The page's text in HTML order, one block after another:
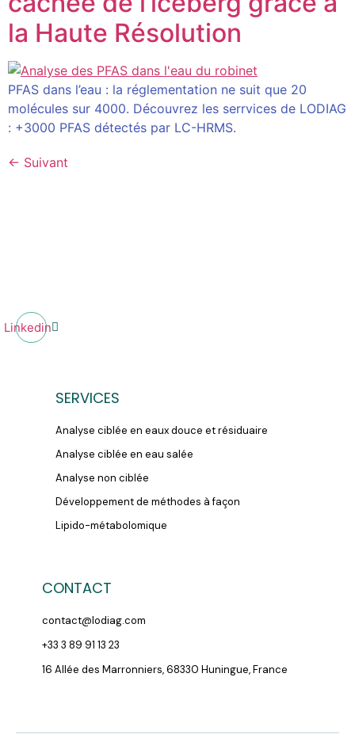
la Haute Résolution
PFAS dans l’eau : la réglementation ne suit que 20
molécules sur 4000. Découvrez les serrvices de LODIAG
: +3000 PFAS détectés par LC-HRMS.
← Suivant
Linkedin
SERVICES
Analyse ciblée en eaux douce et résiduaire
Analyse ciblée en eau salée
Analyse non ciblée
Développement de méthodes à façon
Lipido-métabolomique
CONTACT
contact@lodiag.com
+33 3 89 91 13 23
16 Allée des Marronniers, 68330 Huningue, France